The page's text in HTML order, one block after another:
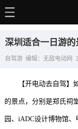
电动百科
选车推荐
深圳适合一日游的
自驾游 编辑：无敌电动网
【开电动去自驾】
的景点，分别是郑氏祠
园、iADC设计博物馆